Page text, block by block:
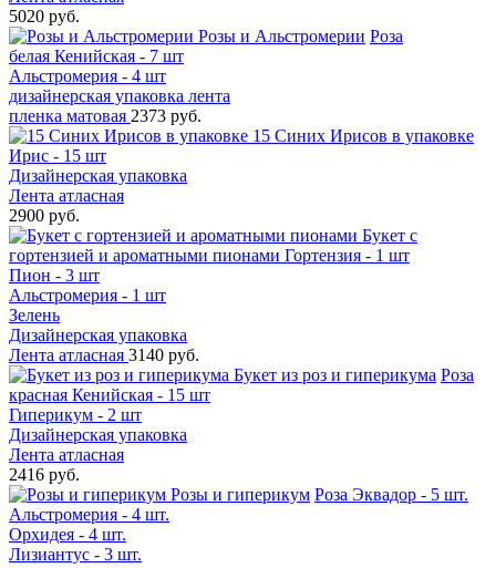
5020 руб.
Розы и Альстромерии Роза
белая Кенийская - 7 шт
Альстромерия - 4 шт
дизайнерская упаковка лента
пленка матовая 2373 руб.
15 Синих Ирисов в упаковке
Ирис - 15 шт
Дизайнерская упаковка
Лента атласная
2900 руб.
Букет с
гортензией и ароматными пионами Гортензия - 1 шт
Пион - 3 шт
Альстромерия - 1 шт
Зелень
Дизайнерская упаковка
Лента атласная 3140 руб.
Букет из роз и гиперикума Роза
красная Кенийская - 15 шт
Гиперикум - 2 шт
Дизайнерская упаковка
Лента атласная
2416 руб.
Розы и гиперикум Роза Эквадор - 5 шт.
Альстромерия - 4 шт.
Орхидея - 4 шт.
Лизиантус - 3 шт.